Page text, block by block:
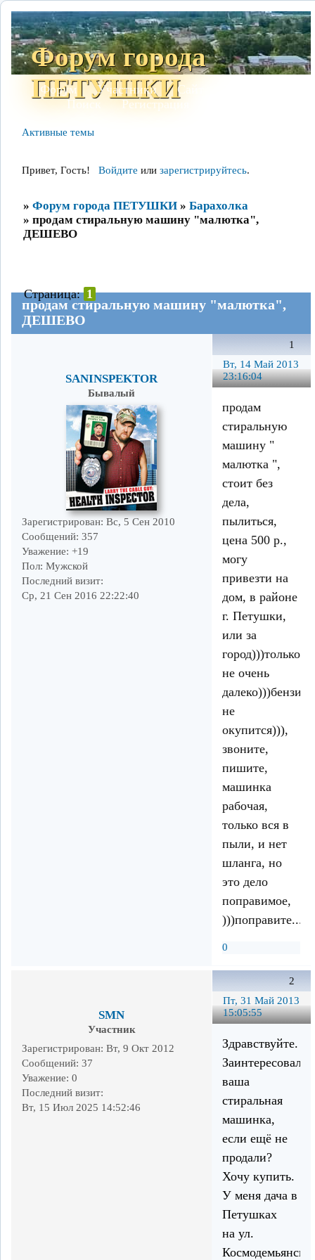
Форум города
ПЕТУШКИ
Форум Участники Сайт
Поиск
Регистрация
Активные темы
Привет, Гость! Войдите или зарегистрируйтесь.
» Форум города ПЕТУШКИ » Барахолка
» продам стиральную машину "малютка",
ДЕШЕВО
продам стиральную машину "малютка",
ДЕШЕВО
Страница: 1
1
Вт, 14 Май 2013
23:16:04
SANINSPEKTOR
Бывалый
Зарегистрирован: Вс, 5 Сен 2010
Сообщений: 357
Уважение: +19
Пол: Мужской
Последний визит:
Ср, 21 Сен 2016 22:22:40
продам
стиральную
машину "
малютка ",
стоит без
дела,
пылиться,
цена 500 р.,
могу
привезти на
дом, в районе
г. Петушки,
или за
город)))только
не очень
далеко)))бензин
не
окупится))),
звоните,
пишите,
машинка
рабочая,
только вся в
пыли, и нет
шланга, но
это дело
поправимое,
)))поправите....
0
2
Пт, 31 Май 2013
15:05:55
SMN
Участник
Зарегистрирован: Вт, 9 Окт 2012
Сообщений: 37
Уважение: 0
Последний визит:
Вт, 15 Июл 2025 14:52:46
Здравствуйте.
Заинтересовала
ваша
стиральная
машинка,
если ещё не
продали?
Хочу купить.
У меня дача в
Петушках
на ул.